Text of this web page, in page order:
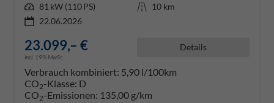
Leistung 81 kW (110 PS) Kilometerstand 10 km
22.06.2026
23.099,– €
incl. 19% MwSt.
Details
Verbrauch kombiniert: 5,90 l/100km
CO2-Klasse: D
CO2-Emissionen: 135,00 g/km